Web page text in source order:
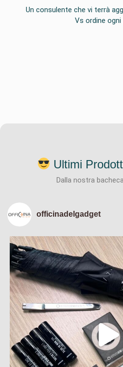
Un consulente che vi terrà
Vs ordine ogni
Ultimi
Dalla nostra
officinadelgadget